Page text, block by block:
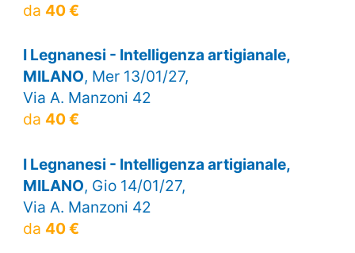
da 40 €
I Legnanesi - Intelligenza artigianale,
MILANO, Mer 13/01/27,
Via A. Manzoni 42
da 40 €
I Legnanesi - Intelligenza artigianale,
MILANO, Gio 14/01/27,
Via A. Manzoni 42
da 40 €